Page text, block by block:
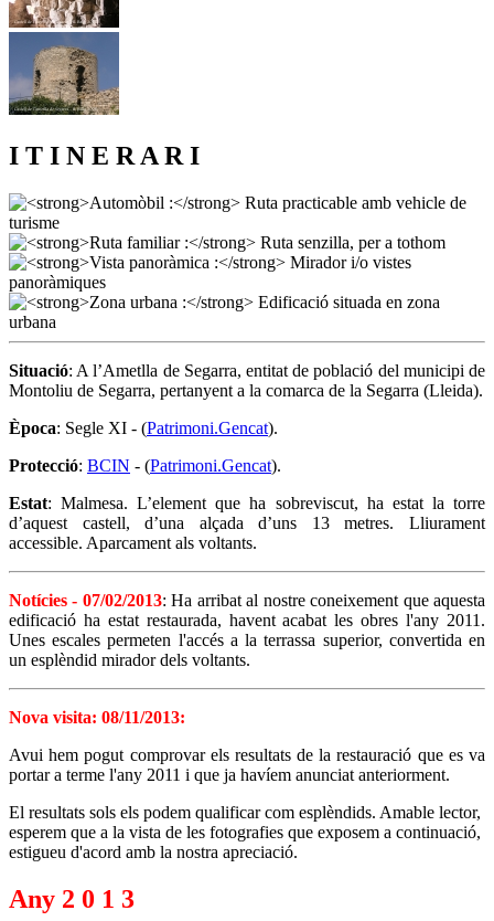
I T I N E R A R I
Situació: A l’Ametlla de Segarra, entitat de població del municipi de
Montoliu de Segarra, pertanyent a la comarca de la Segarra (Lleida).
Època: Segle XI - (Patrimoni.Gencat).
Protecció: BCIN - (Patrimoni.Gencat).
Estat: Malmesa. L’element que ha sobreviscut, ha estat la torre
d’aquest castell, d’una alçada d’uns 13 metres. Lliurament
accessible. Aparcament als voltants.
Notícies - 07/02/2013: Ha arribat al nostre coneixement que aquesta
edificació ha estat restaurada, havent acabat les obres l'any 2011.
Unes escales permeten l'accés a la terrassa superior, convertida en
un esplèndid mirador dels voltants.
Nova visita: 08/11/2013:
Avui hem pogut comprovar els resultats de la restauració que es va
portar a terme l'any 2011 i que ja havíem anunciat anteriorment.
El resultats sols els podem qualificar com esplèndids. Amable lector,
esperem que a la vista de les fotografies que exposem a continuació,
estigueu d'acord amb la nostra apreciació.
Any 2 0 1 3